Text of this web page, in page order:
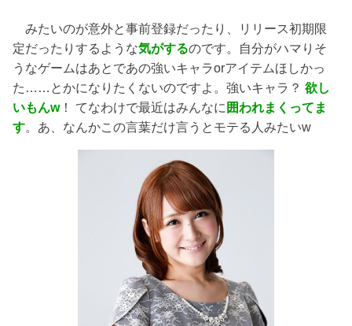
みたいのが意外と事前登録だったり、リリース初期限
定だったりするような気がするのです。自分がハマりそ
うなゲームはあとであの強いキャラorアイテムほしかっ
た……とかになりたくないのですよ。強いキャラ？欲し
いもんw！ てなわけで最近はみんなに 囲われまくってま
す。あ、なんかこの言葉だけ言うとモテる人みたいw